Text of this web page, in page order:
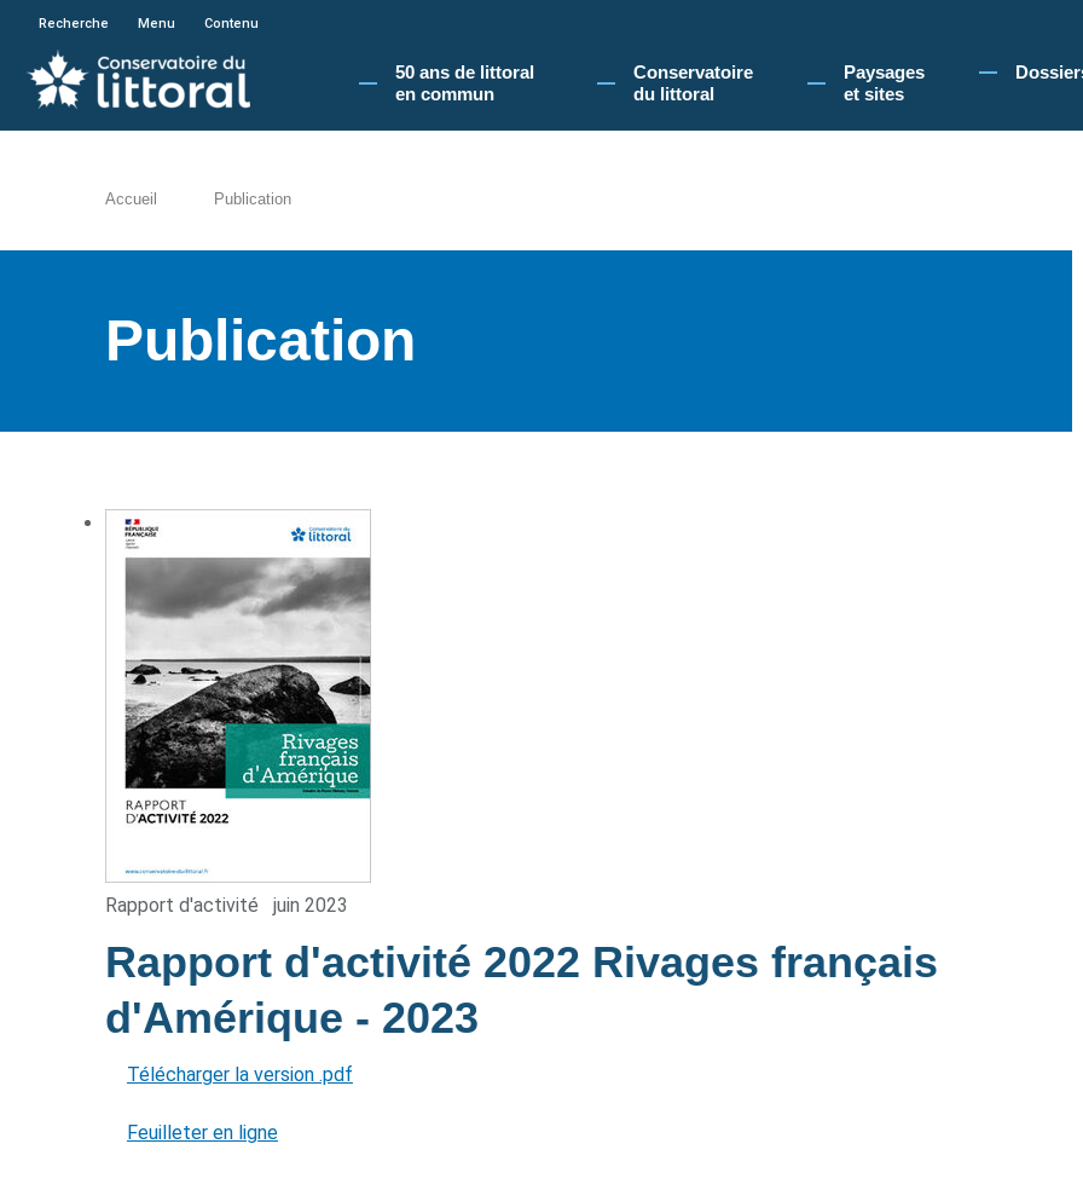
En poursuivant votre navigation sur le site du Conservatoire du littoral, vous acceptez l'utilisation de cookies pour vous
Recherche Menu Contenu
50 ans de littoral
en commun​
Conservatoire
du littoral
Paysages
et sites
Accueil Publication
Publication
Rapport d'activité juin 2023
Rapport d'activité 2022 Rivages français
d'Amérique - 2023
Télécharger la version .pdf
Feuilleter en ligne